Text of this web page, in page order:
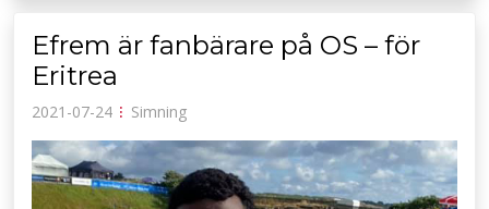
Efrem är fanbärare på OS – för
Eritrea
2021-07-24 ⁝ Simning